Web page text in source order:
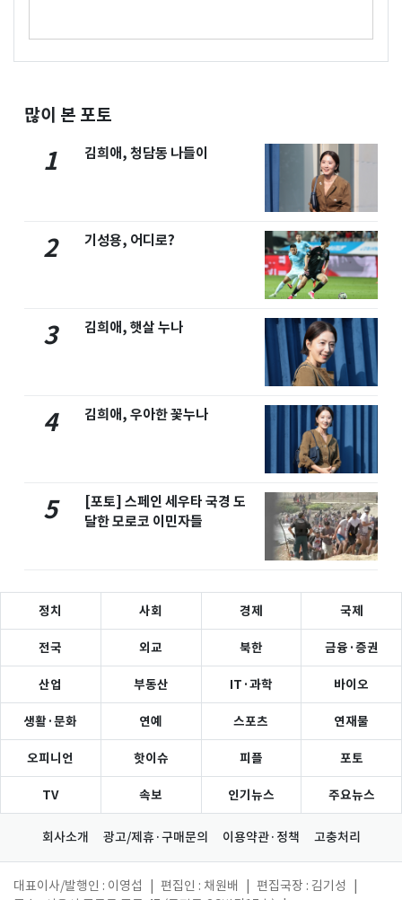
많이 본 포토
1 김희애, 청담동 나들이
2 기성용, 어디로?
3 김희애, 햇살 누나
4 김희애, 우아한 꽃누나
5
[포토] 스페인 세우타 국경 도
달한 모로코 이민자들
정치 사회 경제 국제
전국 외교 북한 금융·증권
산업 부동산 IT·과학 바이오
생활·문화 연예 스포츠 연재물
오피니언 핫이슈 피플 포토
TV 속보 인기뉴스 주요뉴스
회사소개 광고/제휴·구매문의 이용약관·정책 고충처리
대표이사/발행인 : 이영섭 편집인 : 채원배 편집국장 : 김기성